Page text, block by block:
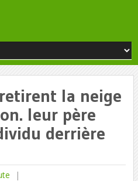
la neige
leur père
derrière